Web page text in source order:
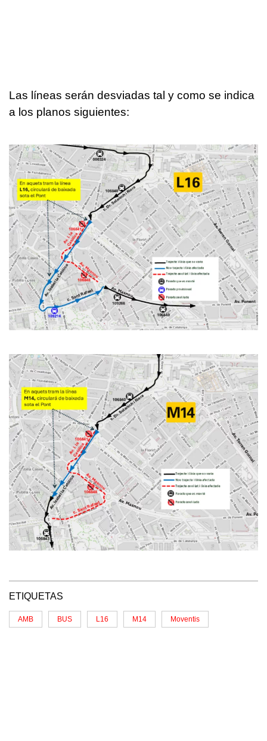
Las líneas serán desviadas tal y como se indica
a los planos siguientes:
ETIQUETAS
AMB BUS L16 M14 Moventis